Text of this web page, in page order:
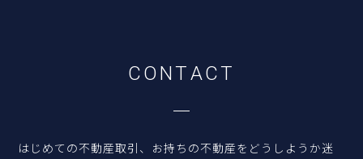
CONTACT
はじめての不動産取引、お持ちの不動産をどうしようか迷